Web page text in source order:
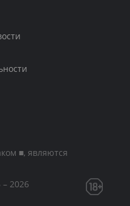
■, являются
2026